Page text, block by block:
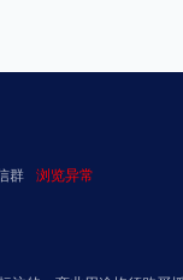
群 浏览异常